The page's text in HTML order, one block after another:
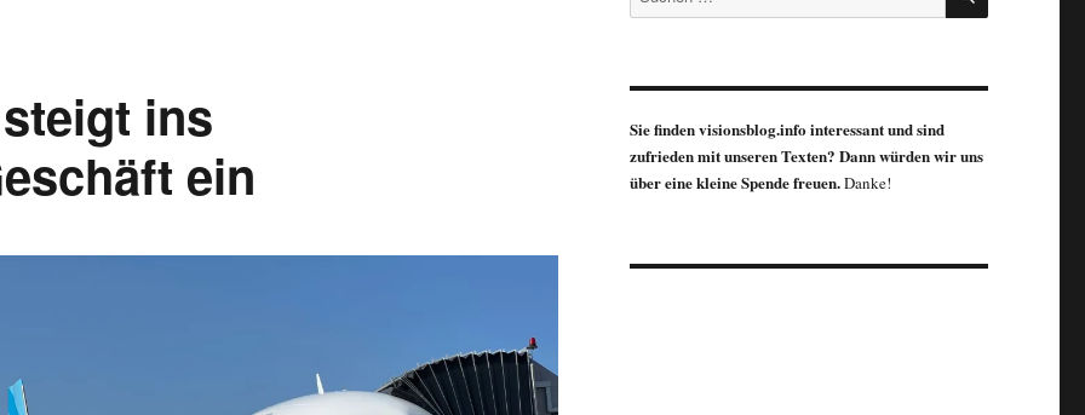
ins
ein
nach:
Sie finden visionsblog.info interessant und sind
zufrieden mit unseren Texten? Dann würden wir uns
über eine kleine Spende freuen.Danke!